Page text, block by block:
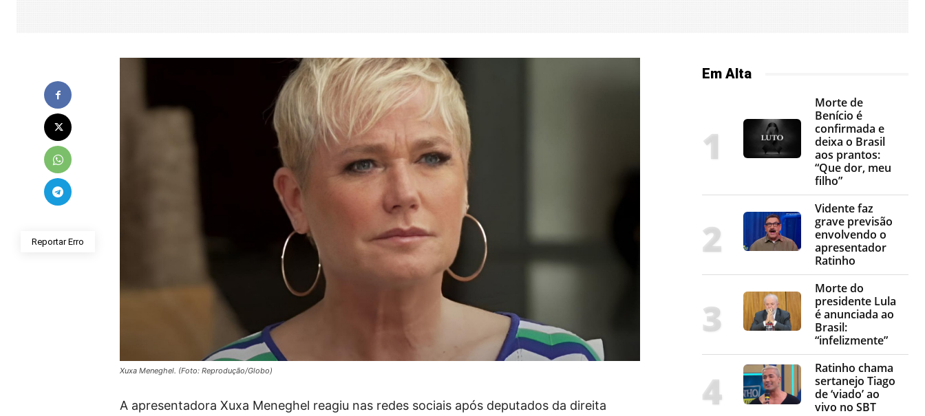
Reportar Erro
Xuxa Meneghel. (Foto: Reprodução/Globo)
A apresentadora Xuxa Meneghel reagiu nas redes sociais após deputados da direita
Em Alta
Morte de
Benício é
confirmada e
deixa o Brasil
aos prantos:
“Que dor, meu
filho”
Vidente faz
grave previsão
envolvendo o
apresentador
Ratinho
Morte do
presidente Lula
é anunciada ao
Brasil:
“infelizmente”
Ratinho chama
sertanejo Tiago
de ‘viado’ ao
vivo no SBT